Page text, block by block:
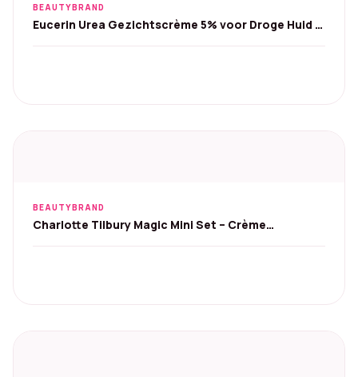
BEAUTYBRAND
Eucerin Urea Gezichtscrème 5% voor Droge Huid -
BEAUTYBRAND
Charlotte Tilbury Magic Mini Set – Crème